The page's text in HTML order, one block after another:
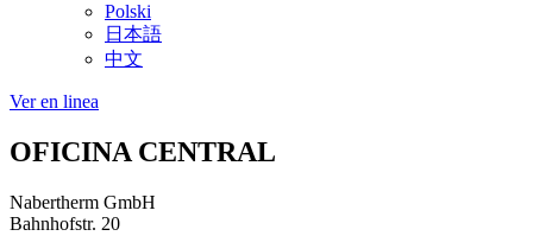
Polski
日本語
中文
Ver en linea
OFICINA CENTRAL
Nabertherm GmbH
Bahnhofstr. 20